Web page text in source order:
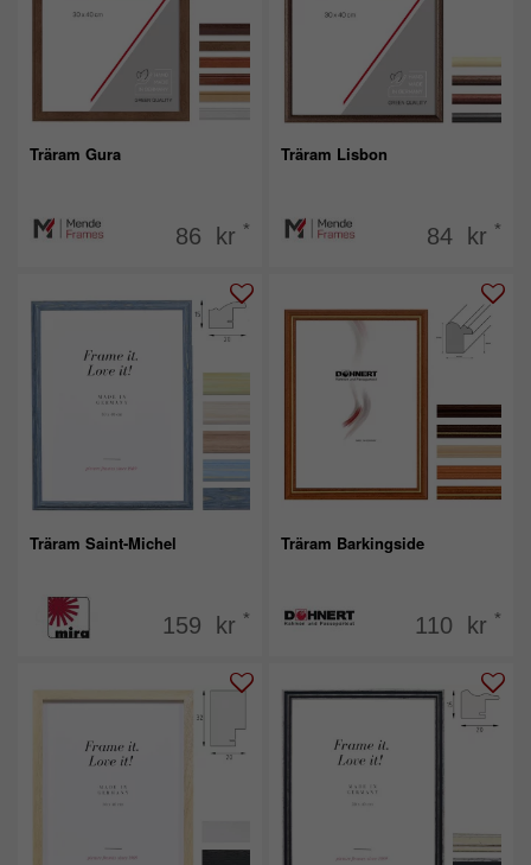
Träram Gura
86 kr *
Träram Lisbon
84 kr *
Träram Saint-Michel
159 kr *
Träram Barkingside
110 kr *